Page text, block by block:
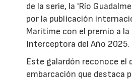
de la serie, la 'Río
por la publicación
Maritime con el premio a la
Interceptora del Año 2025.
Este galardón reconoce el
embarcación que destaca